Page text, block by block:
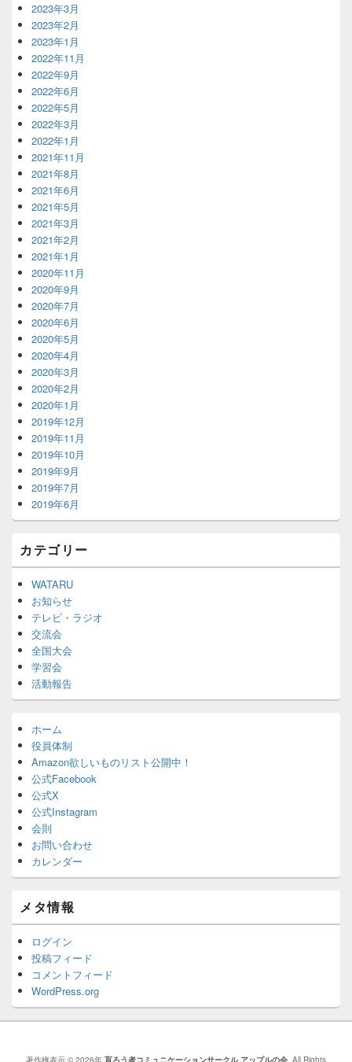
2023年3月
2023年2月
2023年1月
2022年11月
2022年9月
2022年6月
2022年5月
2022年3月
2022年1月
2021年11月
2021年8月
2021年6月
2021年5月
2021年3月
2021年2月
2021年1月
2020年11月
2020年9月
2020年7月
2020年6月
2020年5月
2020年4月
2020年3月
2020年2月
2020年1月
2019年12月
2019年11月
2019年10月
2019年9月
2019年7月
2019年6月
カテゴリー
WATARU
お知らせ
テレビ・ラジオ
交流会
全国大会
学習会
活動報告
ホーム
役員体制
Amazon欲しいものリスト公開中！
公式Facebook
公式X
公式Instagram
会則
お問い合わせ
カレンダー
メタ情報
ログイン
投稿フィード
コメントフィード
WordPress.org
著作権表示 © 2026年 盲ろう者コミュニケーションサークル アップルの会 . All Rights